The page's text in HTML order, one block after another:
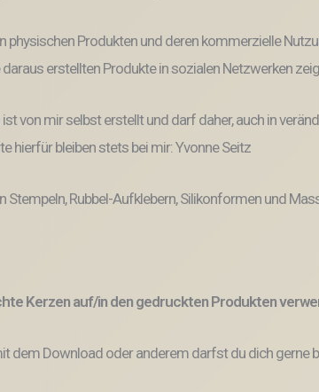
physischen Produkten und deren kommerzielle
erstellten Produkte in sozialen Netzwerken
ist von mir selbst erstellt und darf daher, auch in
hierfür bleiben stets bei mir: Yvonne Seitz
Stempeln, Rubbel-Aufklebern, Silikonformen und
Kerzen auf/in den gedruckten Produkten
dem Download oder anderem darfst du dich gerne